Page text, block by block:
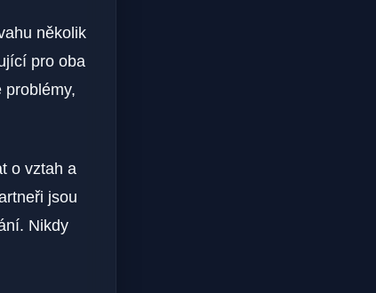
několik
pro oba
problémy,
o vztah a
jsou
Nikdy